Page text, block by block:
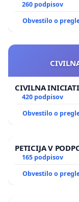
260 podpisov
Obvestilo o
CIVILNA
420 podpisov
Obvestilo o
PETICIJA V
165 podpisov
Obvestilo o